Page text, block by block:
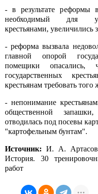
- в результате реформы
необходимый для
крестьянами, увеличились
- реформа вызвала
главной опорой
помещики опасались,
государственных
крестьянам требовать того
- непонимание
общественной
отводилась под посевы
"картофельным бунтам".
Источник: И. А.
История. 30
работ